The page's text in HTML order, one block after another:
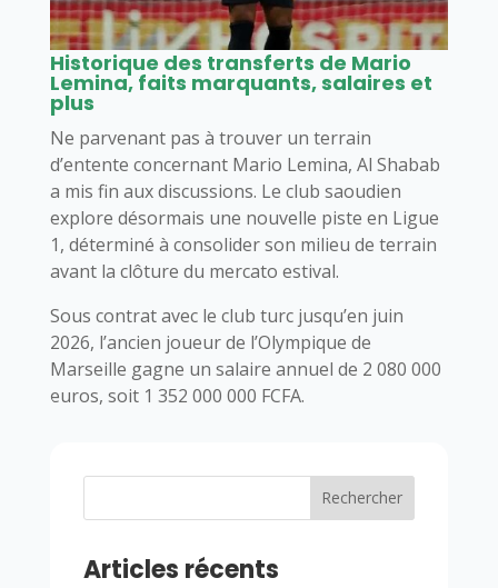
Historique des transferts de Mario
Lemina, faits marquants, salaires et
plus
Ne parvenant pas à trouver un terrain
d’entente concernant Mario Lemina, Al Shabab
a mis fin aux discussions. Le club saoudien
explore désormais une nouvelle piste en Ligue
1, déterminé à consolider son milieu de terrain
avant la clôture du mercato estival.
Sous contrat avec le club turc jusqu’en juin
2026, l’ancien joueur de l’Olympique de
Marseille gagne un salaire annuel de 2 080 000
euros, soit 1 352 000 000 FCFA.
Rechercher
Articles récents